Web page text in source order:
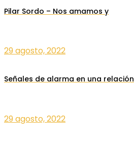
Pilar Sordo – Nos amamos y
29 agosto, 2022
Señales de alarma en una relación
29 agosto, 2022